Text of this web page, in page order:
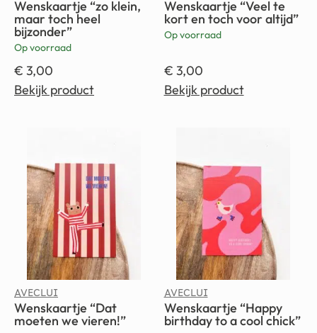
Wenskaartje “zo klein,
maar toch heel
bijzonder”
Op voorraad
€ 3,00
Bekijk product
Wenskaartje “Veel te
kort en toch voor altijd”
Op voorraad
€ 3,00
Bekijk product
AVECLUI
Wenskaartje “Dat
moeten we vieren!”
AVECLUI
Wenskaartje “Happy
birthday to a cool chick”